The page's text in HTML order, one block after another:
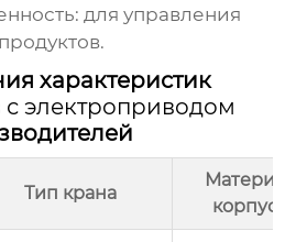
для управления
характеристик
электроприводом
Тип крана